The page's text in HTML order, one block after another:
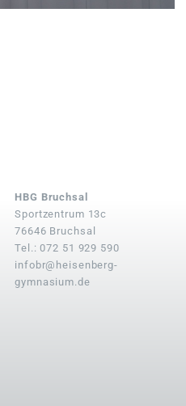
HBG Bruchsal
Sportzentrum 13c
76646 Bruchsal
Tel.: 072 51 929 590
infobr@heisenberg-
gymnasium.de